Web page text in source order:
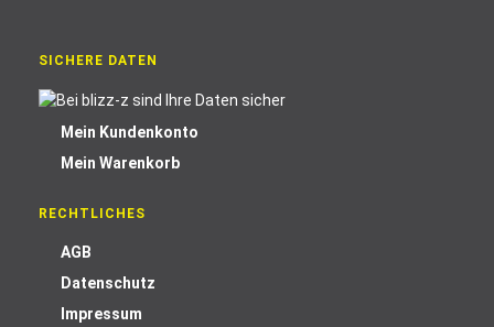
SICHERE DATEN
Mein Kundenkonto
Mein Warenkorb
RECHTLICHES
AGB
Datenschutz
Impressum